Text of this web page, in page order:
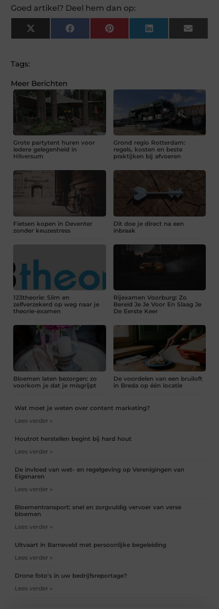
Goed artikel? Deel hem dan op:
X
(Twitter)
Facebook Pinterest LinkedIn Email
Tags:
Meer Berichten
Grote partytent huren voor
iedere gelegenheid in
Hilversum
Grond regio Rotterdam:
regels, kosten en beste
praktijken bij afvoeren
Fietsen kopen in Deventer
zonder keuzestress
Dit doe je direct na een
inbraak
123theorie: Slim en
zelfverzekerd op weg naar je
theorie-examen
Rijexamen Voorburg: Zo
Bereid Je Je Voor En Slaag Je
De Eerste Keer
Bloemen laten bezorgen: zo
voorkom je dat je misgrijpt
De voordelen van een bruiloft
in Breda op één locatie
Wat moet je weten over content marketing?
Lees verder »
Houtrot herstellen begint bij hard hout
Lees verder »
De invloed van wet- en regelgeving op Verenigingen van
Eigenaren
Lees verder »
Bloementransport: snel en zorgvuldig vervoer van verse
bloemen
Lees verder »
Uitvaart in Barneveld met persoonlijke begeleiding
Lees verder »
Drone foto's in uw bedrijfsreportage?
Lees verder »